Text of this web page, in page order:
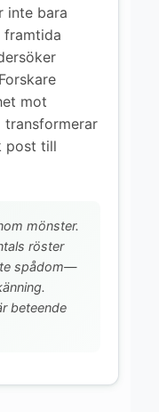
inte bara
mot
transformerar
post till
mönster.
röster
spådom—
beteende